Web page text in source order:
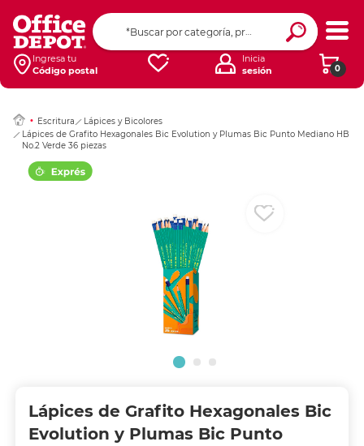
Ingresa tu
Código postal
0
Inicia
sesión
Escritura
Lápices y Bicolores
Lápices de Grafito Hexagonales Bic Evolution y Plumas Bic Punto Mediano HB
No.2 Verde 36 piezas
Lápices de Grafito Hexagonales Bic
Evolution y Plumas Bic Punto
Ingresar Codigo